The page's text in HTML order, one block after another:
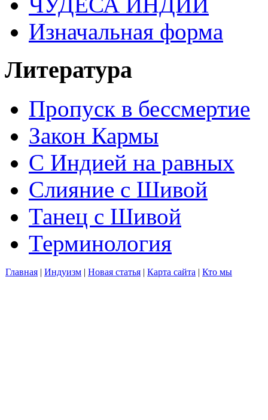
Изначальная форма
Литература
Пропуск в бессмертие
Закон Кармы
С Индией на равных
Слияние с Шивой
Танец с Шивой
Терминология
Главная | Индуизм | Новая статья | Карта сайта | Кто мы